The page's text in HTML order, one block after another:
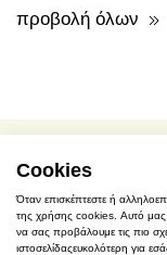
προβολή όλων
Cookies
Όταν επισκέπτεστε ή
της χρήσης cookies. Αυτό μας
να σας προβάλουμε τις πιο
ιστοσελίδαςευκολότερη για